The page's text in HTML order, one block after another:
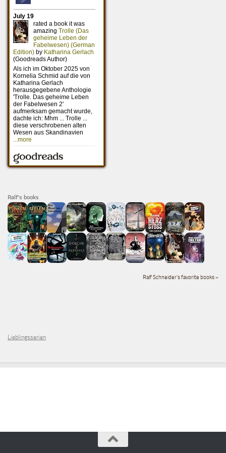
Ralf's books
Ralf Schneider's favorite books »
Lieblingsserien